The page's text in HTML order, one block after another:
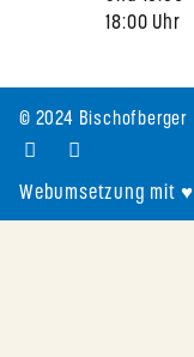
18:00 Uhr
© 2024 Bischofberger
Webumsetzung mit